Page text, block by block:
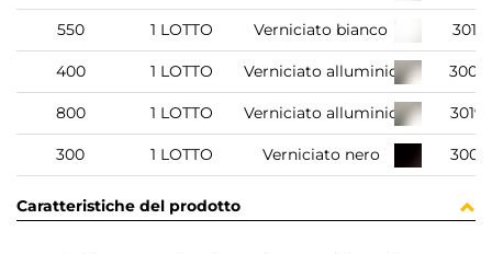
550 1 LOTTO Verniciato bianco
400 1 LOTTO Verniciato alluminio
800 1 LOTTO Verniciato alluminio
300 1 LOTTO Verniciato nero
Caratteristiche del prodotto